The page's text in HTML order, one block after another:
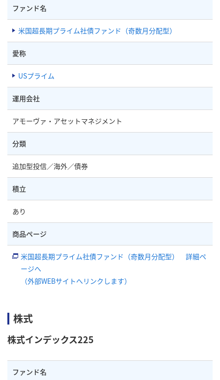
ファンド名
米国超長期プライム社債ファンド（奇数月分配型）
愛称
USプライム
運用会社
アモーヴァ・アセットマネジメント
分類
追加型投信／海外／債券
積立
あり
商品ページ
米国超長期プライム社債ファンド（奇数月分配型） 詳細ペ
ージへ
（外部WEBサイトへリンクします）
株式
株式インデックス225
ファンド名